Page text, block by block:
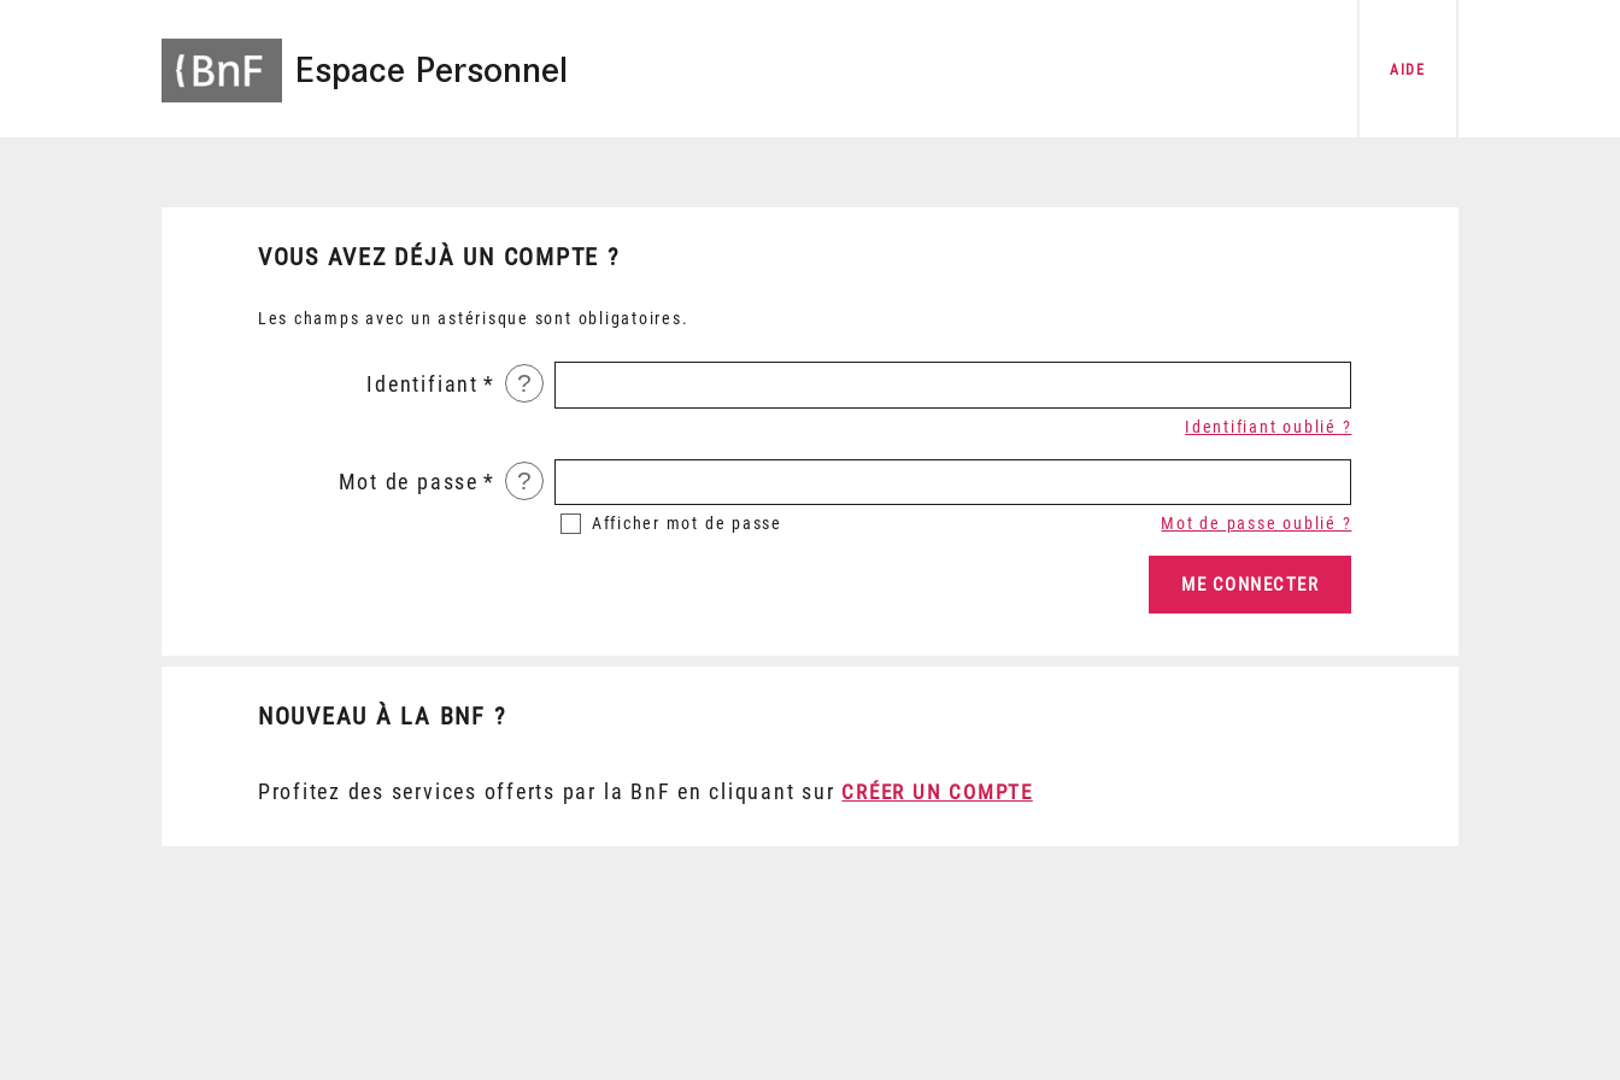
Espace Personnel AIDE
VOUS AVEZ DÉJÀ UN COMPTE ?
Les champs avec un astérisque sont obligatoires.
Identifiant ?
Identifiant oublié ?
Mot de passe ?
Afficher mot de passe Mot de passe oublié ?
NOUVEAU À LA BNF ?
Profitez des services offerts par la BnF en cliquant sur CRÉER UN COMPTE